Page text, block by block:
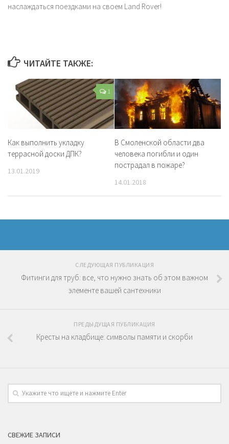
наслаждаться поездками на своем Land Rover!
ЧИТАЙТЕ ТАКЖЕ:
1
Как выполнить укладку
террасной доски ДПК?
13.01.2019
В Смоленской области два
человека погибли и один
пострадал в пожаре?
14.01.2018
СЛЕДУЮЩАЯ ПУБЛИКАЦИЯ
Фитинги для труб: все, что нужно знать об этом важном
элементе вашей сантехники
ПРЕДЫДУЩАЯ ПУБЛИКАЦИЯ
Кресты на кладбище: символы памяти и скорби
СВЕЖИЕ ЗАПИСИ